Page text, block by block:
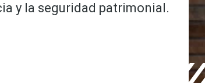
y la seguridad patrimonial.